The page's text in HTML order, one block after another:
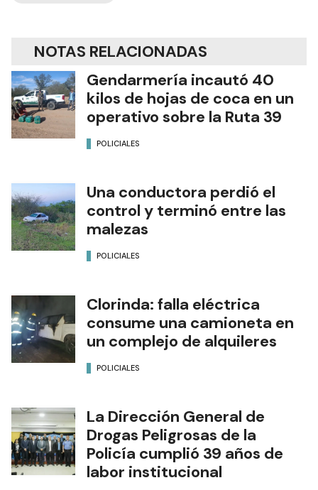
NOTAS RELACIONADAS
Gendarmería incautó 40
kilos de hojas de coca en un
operativo sobre la Ruta 39
POLICIALES
Una conductora perdió el
control y terminó entre las
malezas
POLICIALES
Clorinda: falla eléctrica
consume una camioneta en
un complejo de alquileres
POLICIALES
La Dirección General de
Drogas Peligrosas de la
Policía cumplió 39 años de
labor institucional